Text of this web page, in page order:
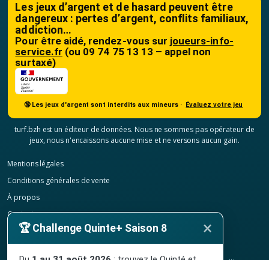
Les jeux d’argent et de hasard peuvent être
dangereux : pertes d’argent, conflits familiaux,
addiction…
Pour être aidé, rendez-vous sur joueurs-info-
service.fr (ou 09 74 75 13 13 – appel non
surtaxé)
🔞 Les jeux d'argent sont interdits aux mineurs · Évaluez votre jeu
turf.bzh est un éditeur de données. Nous ne sommes pas opérateur de
jeux, nous n'encaissons aucune mise et ne versons aucun gain.
Mentions légales
Conditions générales de vente
À propos
Contact
Confidentialité
🏆 Challenge Quinte+ Saison 8 ×